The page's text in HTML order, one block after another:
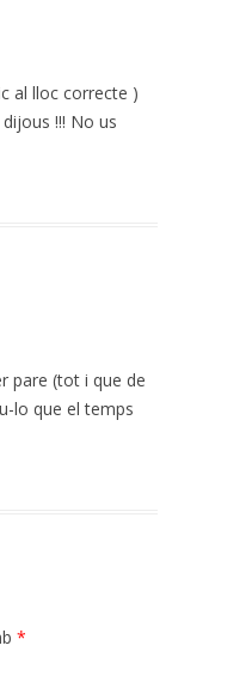
al lloc correcte )
!!! No us
pare (tot i que de
lo que el temps
*